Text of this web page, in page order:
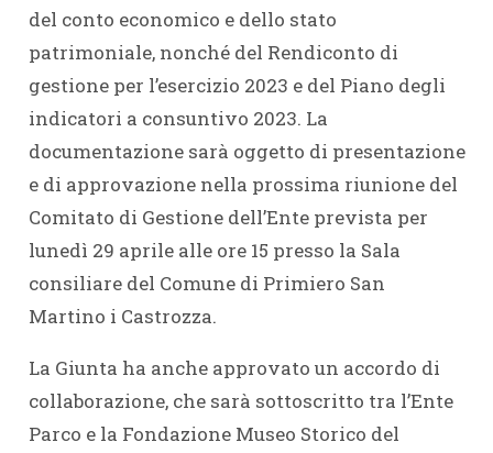
del conto economico e dello stato
patrimoniale, nonché del Rendiconto di
gestione per l’esercizio 2023 e del Piano degli
indicatori a consuntivo 2023. La
documentazione sarà oggetto di presentazione
e di approvazione nella prossima riunione del
Comitato di Gestione dell’Ente prevista per
lunedì 29 aprile alle ore 15 presso la Sala
consiliare del Comune di Primiero San
Martino i Castrozza.
La Giunta ha anche approvato un accordo di
collaborazione, che sarà sottoscritto tra l’Ente
Parco e la Fondazione Museo Storico del